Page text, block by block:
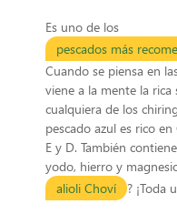
Es uno de los
pescados más
Cuando se piensa en
viene a la mente la rica
cualquiera de los
pescado azul es rico
E y D. También
yodo, hierro y
alioli Choví
? ¡Toda